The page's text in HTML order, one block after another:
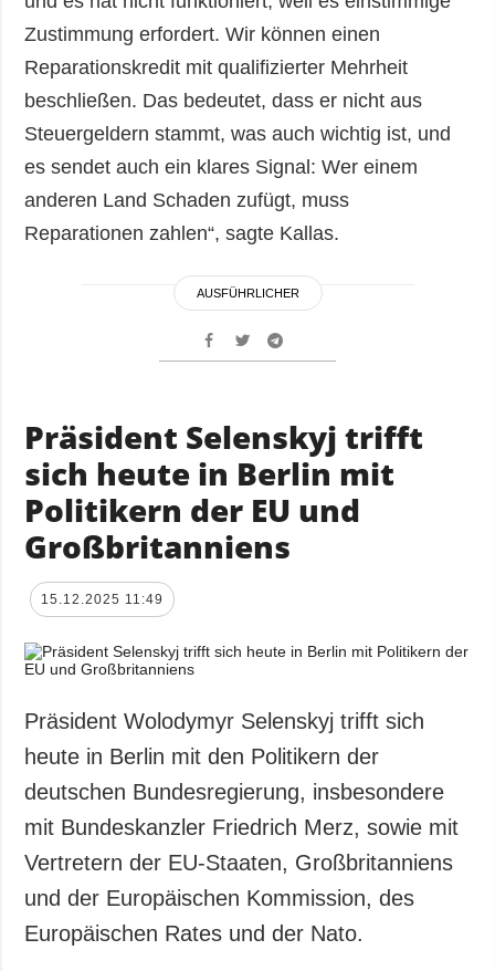
Zustimmung erfordert. Wir können einen
Reparationskredit mit qualifizierter Mehrheit
beschließen. Das bedeutet, dass er nicht aus
Steuergeldern stammt, was auch wichtig ist, und
es sendet auch ein klares Signal: Wer einem
anderen Land Schaden zufügt, muss
Reparationen zahlen“, sagte Kallas.
AUSFÜHRLICHER
Präsident Selenskyj trifft
sich heute in Berlin mit
Politikern der EU und
Großbritanniens
15.12.2025 11:49
Präsident Wolodymyr Selenskyj trifft sich
heute in Berlin mit den Politikern der
deutschen Bundesregierung, insbesondere
mit Bundeskanzler Friedrich Merz, sowie mit
Vertretern der EU-Staaten, Großbritanniens
und der Europäischen Kommission, des
Europäischen Rates und der Nato.